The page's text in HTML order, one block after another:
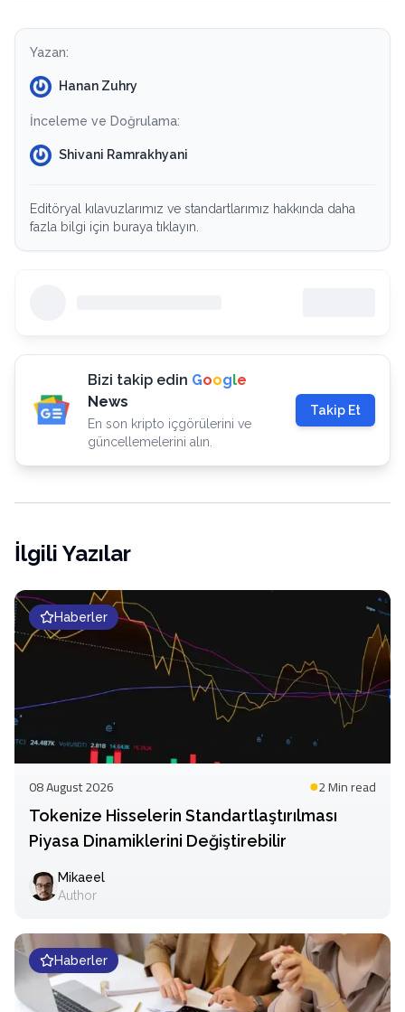
Yazan:
Hanan Zuhry
İnceleme ve Doğrulama:
Shivani Ramrakhyani
Editöryal kılavuzlarımız ve standartlarımız hakkında daha
fazla bilgi için buraya tıklayın.
Bizi takip edin Google
News
En son kripto içgörülerini ve
güncellemelerini alın.
Takip Et
İlgili Yazılar
Haberler
08 August 2026 2 Minread
Tokenize Hisselerin Standartlaştırılması
Piyasa Dinamiklerini Değiştirebilir
Mikaeel
Author
Haberler